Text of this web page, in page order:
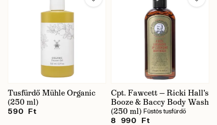
Tusfürdő Mühle Organic
(250 ml)
590 Ft
Cpt. Fawcett — Ricki Hall's
Booze & Baccy Body Wash
(250 ml) Füstös tusfürdő
8 990 Ft